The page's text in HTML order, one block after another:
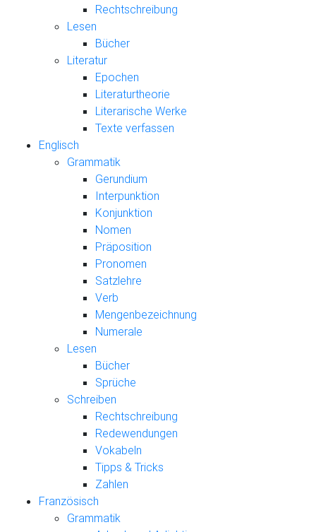
Rechtschreibung
Lesen
Bücher
Literatur
Epochen
Literaturtheorie
Literarische Werke
Texte verfassen
Englisch
Grammatik
Gerundium
Interpunktion
Konjunktion
Nomen
Präposition
Pronomen
Satzlehre
Verb
Mengenbezeichnung
Numerale
Lesen
Bücher
Sprüche
Schreiben
Rechtschreibung
Redewendungen
Vokabeln
Tipps & Tricks
Zahlen
Französisch
Grammatik